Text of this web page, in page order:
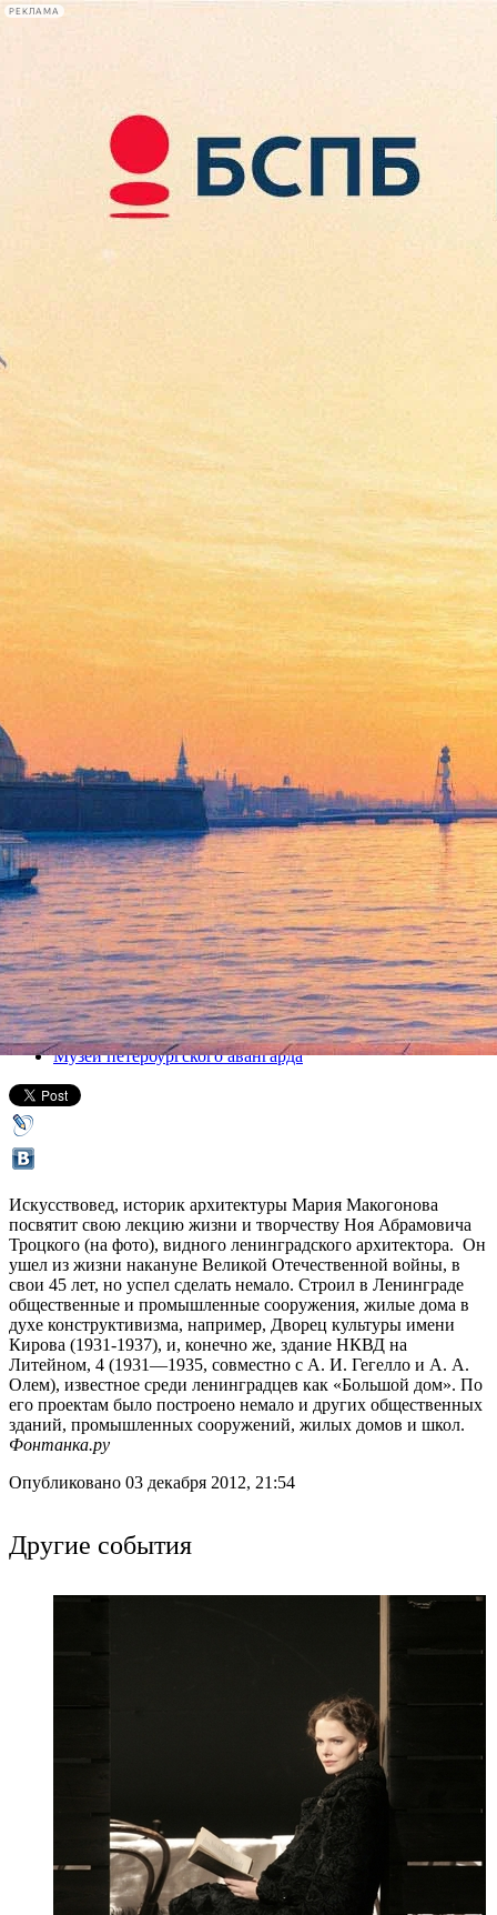
РЕКЛАМА
Сегодня:
2026.08.07
13:34
Афиша Plus
Архитектор Ной Троцкий
04 декабря 2012, вторник,19.00
Версия для печати
Все лекции
Музей петербургского авангарда
Искусствовед, историк архитектуры Мария Макогонова
посвятит свою лекцию жизни и творчеству Ноя Абрамовича
Троцкого (на фото), видного ленинградского архитектора. Он
ушел из жизни накануне Великой Отечественной войны, в
свои 45 лет, но успел сделать немало. Строил в Ленинграде
общественные и промышленные сооружения, жилые дома в
духе конструктивизма, например, Дворец культуры имени
Кирова (1931-1937), и, конечно же, здание НКВД на
Литейном, 4 (1931—1935, совместно с А. И. Гегелло и А. А.
Олем), известное среди ленинградцев как «Большой дом». По
его проектам было построено немало и других общественных
зданий, промышленных сооружений, жилых домов и школ.
Фонтанка.ру
Опубликовано 03 декабря 2012, 21:54
Другие события